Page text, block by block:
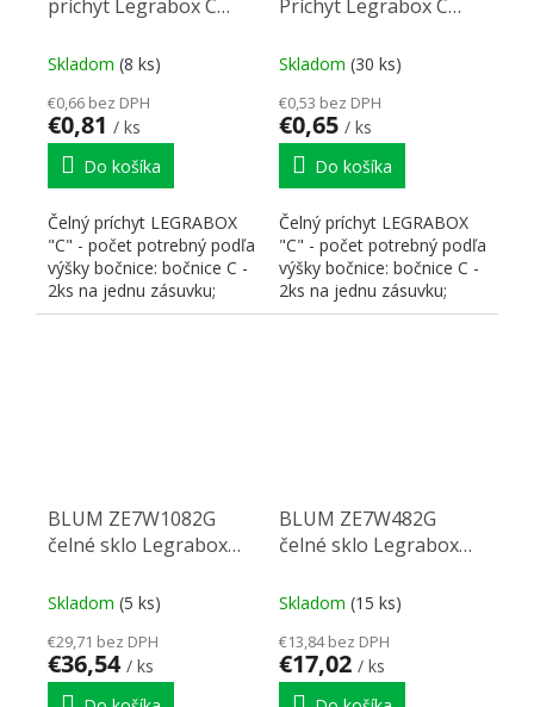
príchyt Legrabox C
Skladom (8 ks)
€0,66 bez DPH
€0,81 / ks
Do košíka
Čelný príchyt LEGRABOX
"C" - počet potrebný podľa
výšky bočnice: bočnice C -
2ks na jednu zásuvku;
bočnice F - 2ks +...
Príchyt Legrabox C
Skladom (30 ks)
€0,53 bez DPH
€0,65 / ks
Do košíka
Čelný príchyt LEGRABOX
"C" - počet potrebný podľa
výšky bočnice: bočnice C -
2ks na jednu zásuvku;
bočnice F - 2ks +...
BLUM ZE7W1082G
čelné sklo Legrabox
Skladom (5 ks)
€29,71 bez DPH
€36,54 / ks
BLUM ZE7W482G
čelné sklo Legrabox
Skladom (15 ks)
€13,84 bez DPH
€17,02 / ks